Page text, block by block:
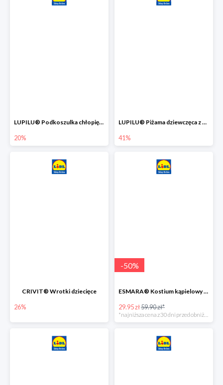
LUPILU® Podkoszulka chłopięca z bawełny -20%
20%
LUPILU® Piżama dziewczęca z bawełny -41%
41%
CRIVIT® Wrotki dziecięce
26%
-50%
ESMARA® Kostium kąpielowy ciążowy lub tankini ciążowe -50%
29.95 zł59.90 zł*